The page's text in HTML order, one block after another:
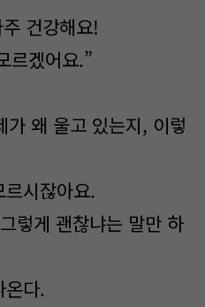
건강해요!
르겠어요.”
왜 울고 있는지, 이렇
시잖아요.
렇게 괜찮냐는 말만 하
온다.